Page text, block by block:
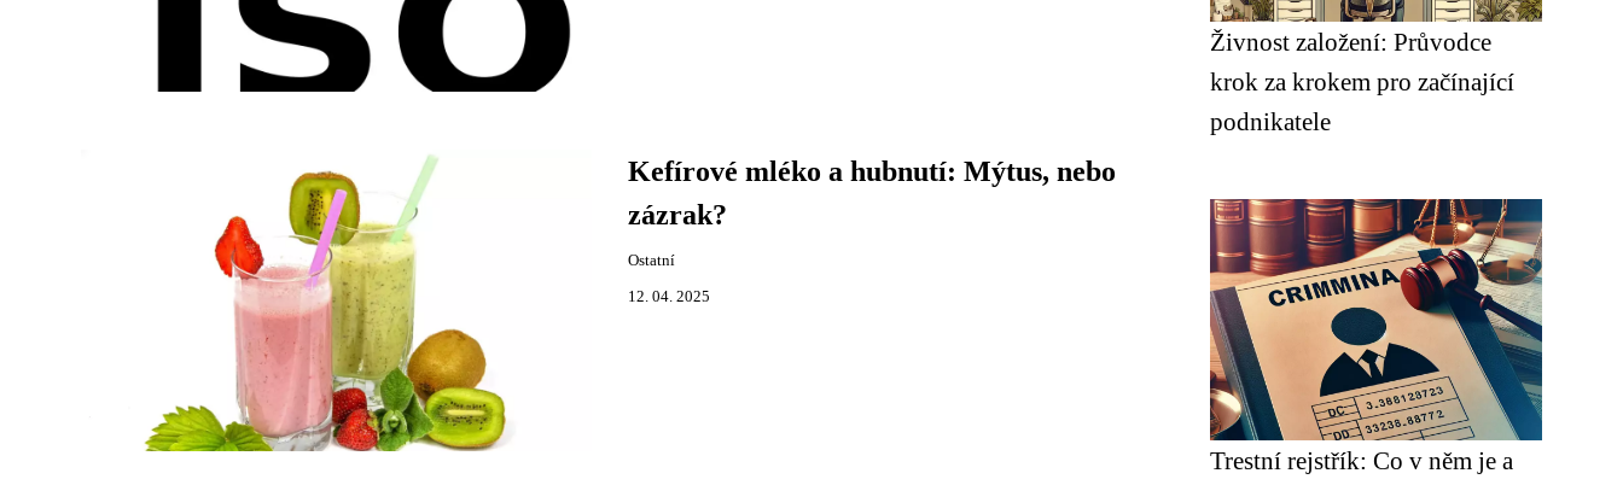
Kefírové mléko a hubnutí: Mýtus, nebo
zázrak?
Ostatní
12. 04. 2025
Živnost založení: Průvodce
krok za krokem pro začínající
podnikatele
Trestní rejstřík: Co v něm je a